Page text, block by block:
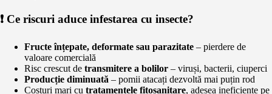
❗ Ce riscuri aduce infestarea cu insecte?
Fructe înțepate, deformate sau parazitate – pierdere de
valoare comercială
Risc crescut de transmitere a bolilor – viruși, bacterii, ciuperci
Producție diminuată – pomii atacați dezvoltă mai puțin rod
Costuri mari cu tratamentele fitosanitare, adesea ineficiente pe